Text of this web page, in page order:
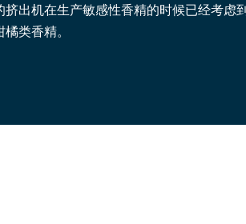
挤出机在生产敏感性香精的时候已经考虑
类香精。